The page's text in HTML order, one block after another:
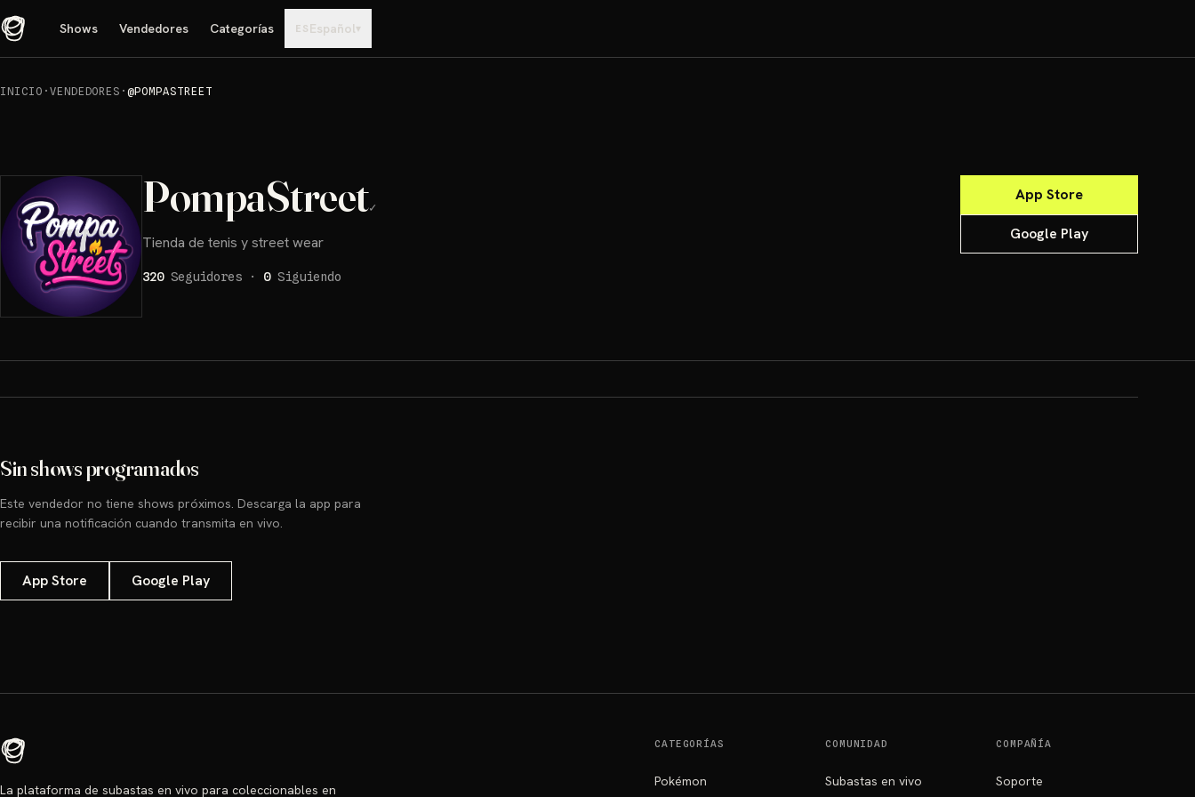
Shows Vendedores Categorías ES Español▾
INICIO · VENDEDORES ·@POMPASTREET
PompaStreet✓
Tienda de tenis y street wear
320 Seguidores · 0 Siguiendo
App Store
Google Play
Sin shows programados
Este vendedor no tiene shows próximos. Descarga la app para
recibir una notificación cuando transmita en vivo.
App Store Google Play
La plataforma de subastas en vivo para coleccionables en
CATEGORÍAS
Pokémon
COMUNIDAD
Subastas en vivo
COMPAÑÍA
Soporte